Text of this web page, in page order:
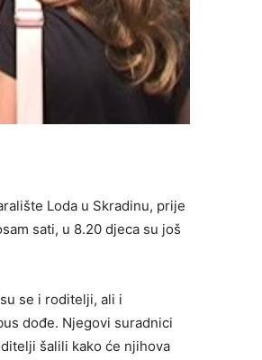
Loda u Skradinu, prije
sati, u 8.20 djeca su još
se i roditelji, ali i
dođe. Njegovi suradnici
šalili kako će njihova